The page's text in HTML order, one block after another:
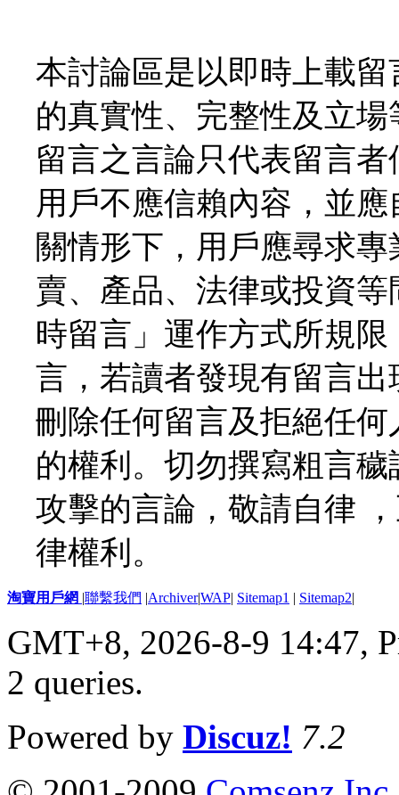
本討論區是以即時上載
的真實性、完整性及立
留言之言論只代表留言
用戶不應信賴內容，並
關情形下，用戶應尋求
賣、產品、法律或投資
時留言」運作方式所規
言，若讀者發現有留言
刪除任何留言及拒絕任
的權利。切勿撰寫粗言
攻擊的言論，敬請自律
律權利。
淘寶用戶網 |聯繫我們 |Archiver|WAP| Sitemap1 | Sitemap2|
GMT+8, 2026-8-9 14:47,
2 queries.
Powered by Discuz! 7.2